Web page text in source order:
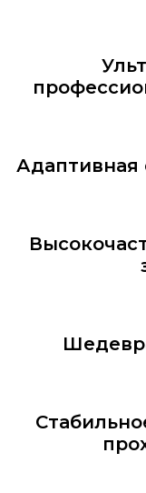
Адаптивная